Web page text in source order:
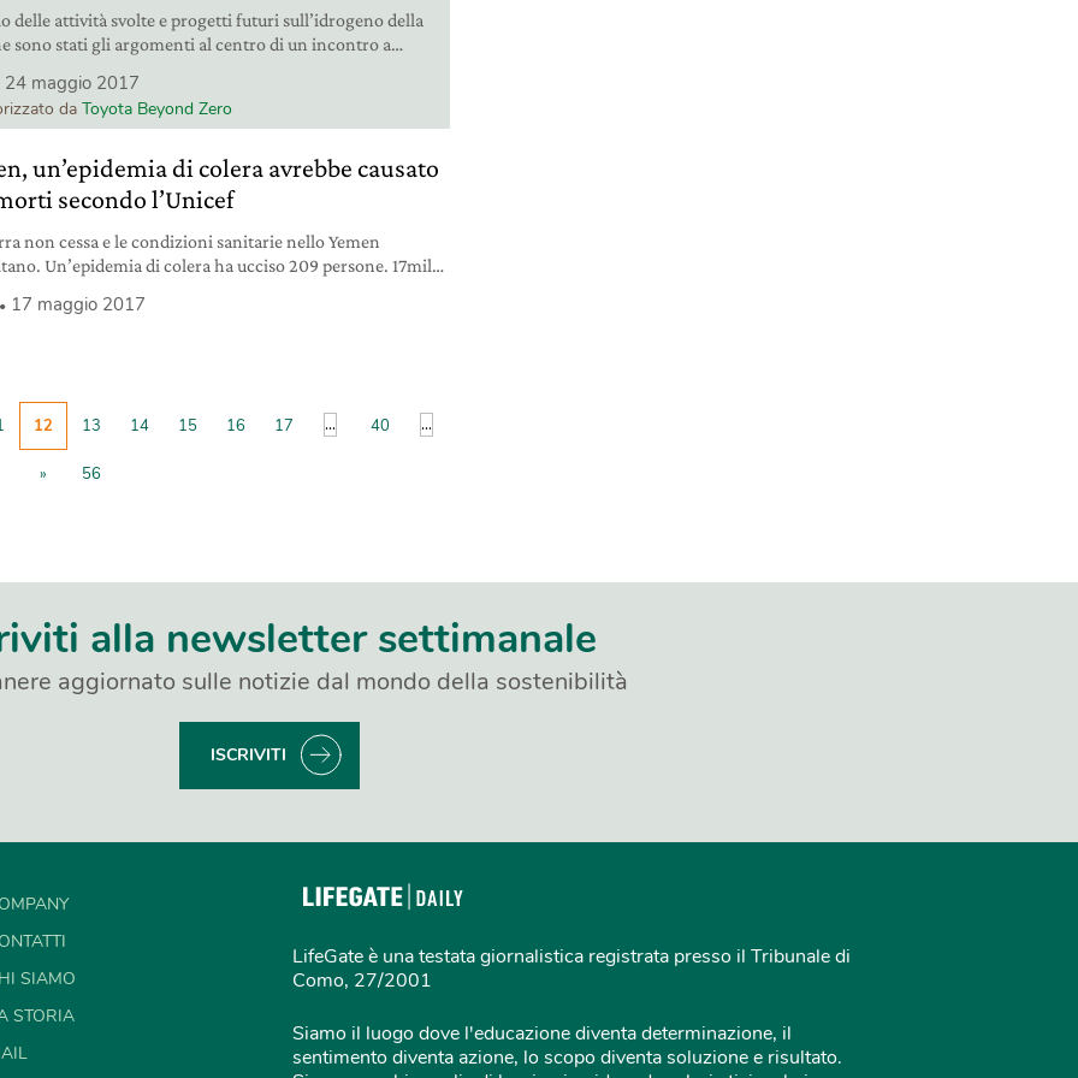
delle attività svolte e progetti futuri sull’idrogeno della
sono stati gli argomenti al centro di un incontro a
ha anche firmato in Giappone un accordo con
aziende per la costruzione su larga scala di stazioni di
24 maggio 2017
daToyota Beyond Zero
un’epidemia di colera avrebbe causato
secondo l’Unicef
non cessa e le condizioni sanitarie nello Yemen
Un’epidemia di colera ha ucciso 209 persone. 17mila i
17 maggio 2017
12 13 14 15 16 17 ... 40 ...
» 56
alla newsletter settimanale
aggiornato sulle notizie dal mondo della sostenibilità
ISCRIVITI
SIAMO
STORIA
LifeGate è una testata giornalistica registrata presso il Tribunale di
Como, 27/2001
Siamo il luogo dove l'educazione diventa determinazione, il
sentimento diventa azione, lo scopo diventa soluzione e risultato.